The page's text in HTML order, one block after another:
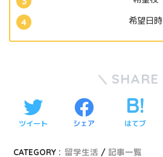
希望日時
SHARE
ツイート シェア はてブ
CATEGORY : 留学生活 記事一覧